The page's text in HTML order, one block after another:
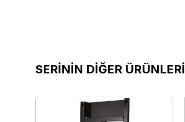
SERİNİN DİĞER ÜRÜNLERİ